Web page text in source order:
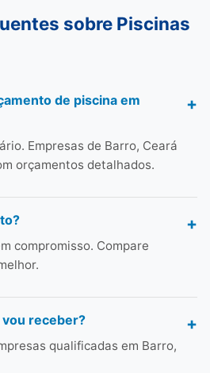
sobre Piscinas
de piscina em
Empresas de Barro, Ceará
orçamentos detalhados.
compromisso. Compare
receber?
qualificadas em Barro,